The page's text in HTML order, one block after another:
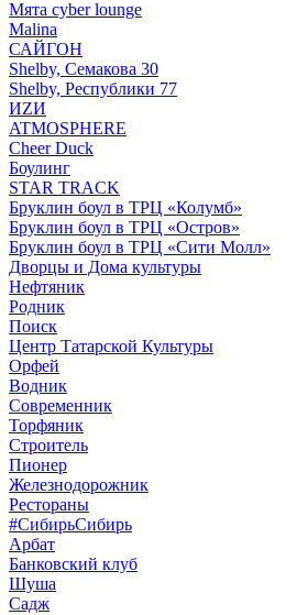
Мята cyber lounge
Malina
САЙГОН
Shelby, Семакова 30
Shelby, Республики 77
ИZИ
ATMOSPHERE
Cheer Duck
Боулинг
STAR TRACK
Бруклин боул в ТРЦ «Колумб»
Бруклин боул в ТРЦ «Остров»
Бруклин боул в ТРЦ «Сити Молл»
Дворцы и Дома культуры
Нефтяник
Родник
Поиск
Центр Татарской Культуры
Орфей
Водник
Современник
Торфяник
Строитель
Пионер
Железнодорожник
Рестораны
#СибирьСибирь
Арбат
Банковский клуб
Шуша
Садж